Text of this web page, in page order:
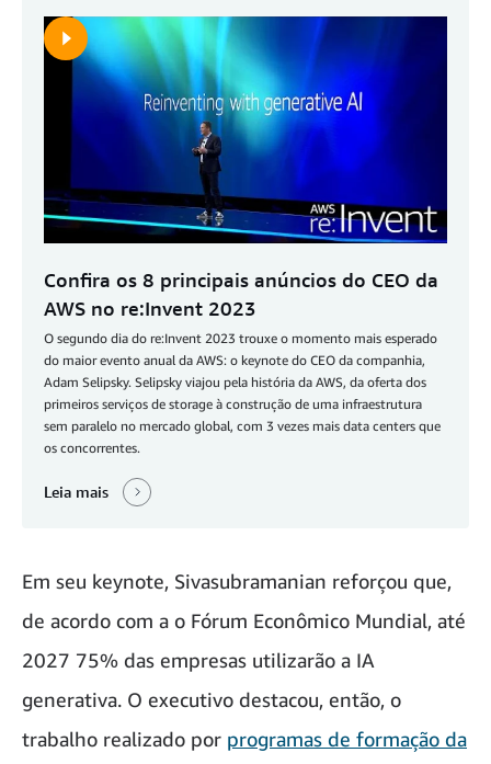
Confira os 8 principais anúncios do CEO da
AWS no re:Invent 2023
O segundo dia do re:Invent 2023 trouxe o momento mais esperado
do maior evento anual da AWS: o keynote do CEO da companhia,
Adam Selipsky. Selipsky viajou pela história da AWS, da oferta dos
primeiros serviços de storage à construção de uma infraestrutura
sem paralelo no mercado global, com 3 vezes mais data centers que
os concorrentes.
Leia mais
Em seu keynote, Sivasubramanian reforçou que,
de acordo com a o Fórum Econômico Mundial, até
2027 75% das empresas utilizarão a IA
generativa. O executivo destacou, então, o
trabalho realizado por programas de formação da